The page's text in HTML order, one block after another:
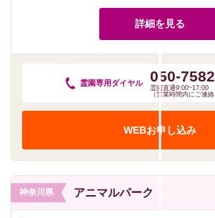
詳細を見る
霊園専用 ダイヤル 050-
霊園直通9:00~17:00
（営業時間内にご連絡
WEBお申し込み
神奈川県 アニマルパーク